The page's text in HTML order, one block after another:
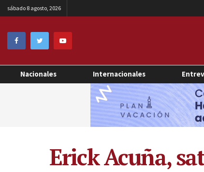
sábado 8 agosto, 2026
Nacionales Internacionales
Erick Acuña,